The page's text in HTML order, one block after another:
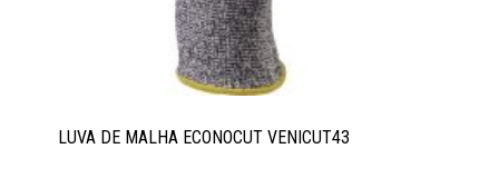
LUVA DE MALHA ECONOCUT VENICUT43